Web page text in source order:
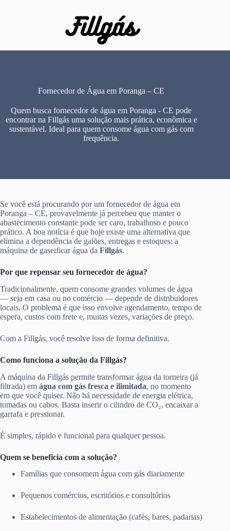
Fornecedor de Água em Poranga – CE
Quem busca fornecedor de água em Poranga - CE pode
encontrar na Fillgás uma solução mais prática, econômica e
sustentável. Ideal para quem consome água com gás com
frequência.
Se você está procurando por um fornecedor de água em
Poranga – CE, provavelmente já percebeu que manter o
abastecimento constante pode ser caro, trabalhoso e pouco
prático. A boa notícia é que hoje existe uma alternativa que
elimina a dependência de galões, entregas e estoques: a
máquina de gaseificar água da Fillgás.
Por que repensar seu fornecedor de água?
Tradicionalmente, quem consome grandes volumes de água
— seja em casa ou no comércio — depende de distribuidores
locais. O problema é que isso envolve agendamento, tempo de
espera, custos com frete e, muitas vezes, variações de preço.
Com a Fillgás, você resolve isso de forma definitiva.
Como funciona a solução da Fillgás?
A máquina da Fillgás permite transformar água da torneira (já
filtrada) em água com gás fresca e ilimitada, no momento
em que você quiser. Não há necessidade de energia elétrica,
tomadas ou cabos. Basta inserir o cilindro de CO₂, encaixar a
garrafa e pressionar.
É simples, rápido e funcional para qualquer pessoa.
Quem se beneficia com a solução?
Famílias que consomem água com gás diariamente
Pequenos comércios, escritórios e consultórios
Estabelecimentos de alimentação (cafés, bares, padarias)